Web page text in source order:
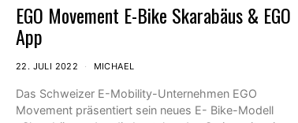
EGO Movement E-Bike Skarabäus & EGO
App
22. JULI 2022 MICHAEL
Das Schweizer E-Mobility-Unternehmen EGO
Movement präsentiert sein neues E- Bike-Modell